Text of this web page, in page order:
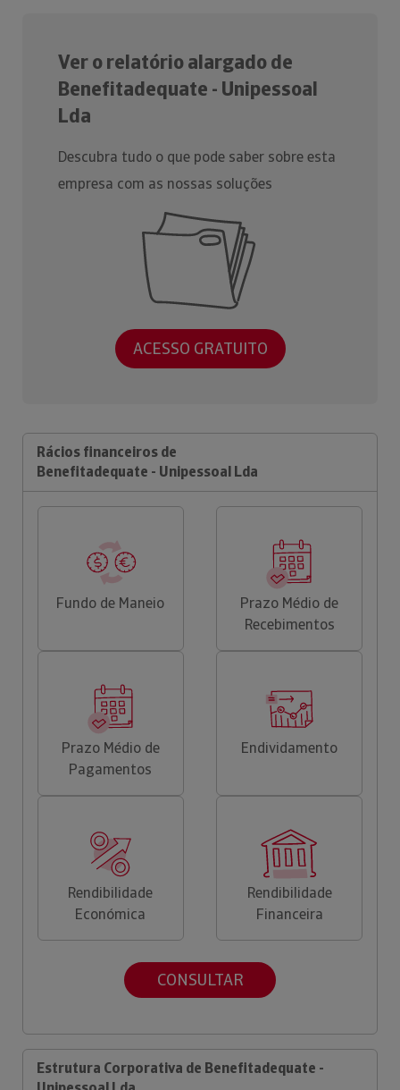
Ver o relatório alargado de
Benefitadequate - Unipessoal
Lda
Descubra tudo o que pode saber sobre esta
empresa com as nossas soluções
ACESSO GRATUITO
Rácios financeiros de
Benefitadequate - Unipessoal Lda
Fundo de Maneio
Prazo Médio de
Recebimentos
Prazo Médio de
Pagamentos
Endividamento
Rendibilidade
Económica
Rendibilidade
Financeira
CONSULTAR
Estrutura Corporativa de Benefitadequate -